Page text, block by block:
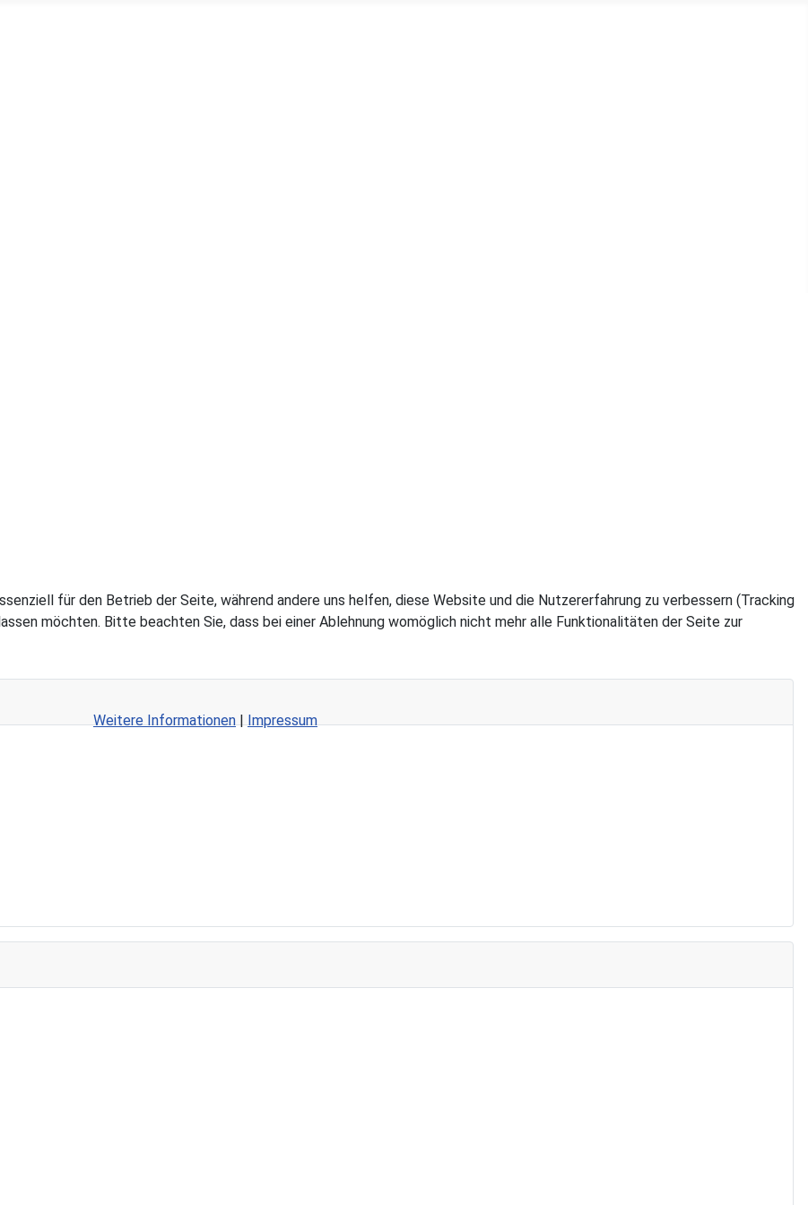
für den Betrieb der Seite, während andere uns helfen, diese Website und die Nutzererfahrung zu verbessern (Tracking
möchten. Bitte beachten Sie, dass bei einer Ablehnung womöglich nicht mehr alle Funktionalitäten der Seite zur
Weitere Informationen | Impressum